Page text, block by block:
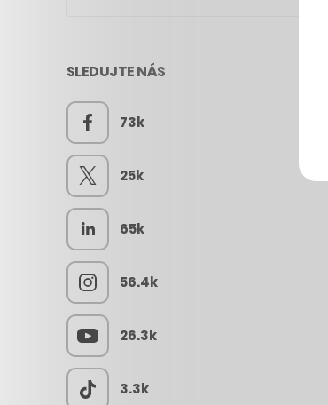
SLEDUJTE NÁS
73k
25k
65k
56.4k
26.3k
3.3k